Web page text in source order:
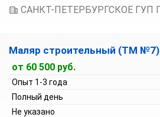
Маляр строительный (ТМ №7)
от 60 500 руб.
Опыт 1-3 года
Полный день
Не указано